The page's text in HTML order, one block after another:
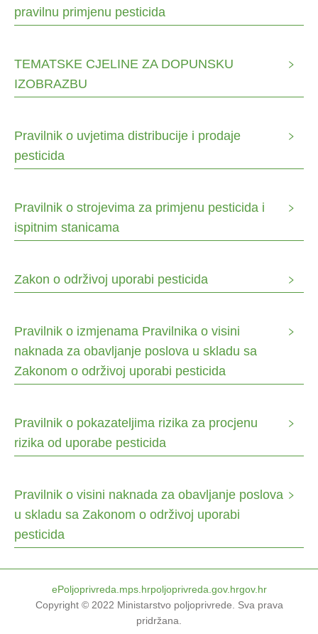
pravilnu primjenu pesticida
TEMATSKE CJELINE ZA DOPUNSKU
IZOBRAZBU
Pravilnik o uvjetima distribucije i prodaje
pesticida
Pravilnik o strojevima za primjenu pesticida i
ispitnim stanicama
Zakon o održivoj uporabi pesticida
Pravilnik o izmjenama Pravilnika o visini
naknada za obavljanje poslova u skladu sa
Zakonom o održivoj uporabi pesticida
Pravilnik o pokazateljima rizika za procjenu
rizika od uporabe pesticida
Pravilnik o visini naknada za obavljanje poslova
u skladu sa Zakonom o održivoj uporabi
pesticida
Copyright © 2022 Ministarstvo poljoprivrede
Sva prava
pridržana
ePoljoprivreda.mps.hrpoljoprivreda.gov.hrgov.hr